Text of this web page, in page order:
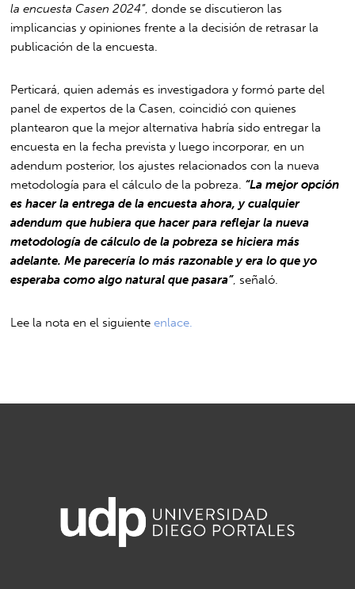
la encuesta Casen 2024”, donde se discutieron las
implicancias y opiniones frente a la decisión de retrasar la
publicación de la encuesta.
Perticará, quien además es investigadora y formó parte del
panel de expertos de la Casen, coincidió con quienes
plantearon que la mejor alternativa habría sido entregar la
encuesta en la fecha prevista y luego incorporar, en un
adendum posterior, los ajustes relacionados con la nueva
metodología para el cálculo de la pobreza. “La mejor opción
es hacer la entrega de la encuesta ahora, y cualquier
adendum que hubiera que hacer para reflejar la nueva
metodología de cálculo de la pobreza se hiciera más
adelante. Me parecería lo más razonable y era lo que yo
esperaba como algo natural que pasara”, señaló.
Lee la nota en el siguienteenlace.